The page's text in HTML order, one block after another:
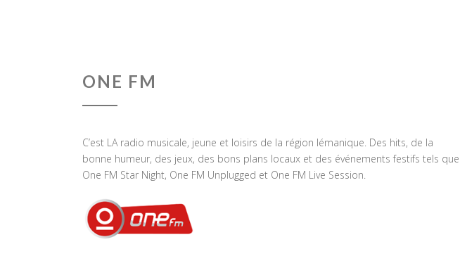
ONE FM
C’est LA radio musicale, jeune et loisirs de la région lémanique. Des hits, de la
bonne humeur, des jeux, des bons plans locaux et des événements festifs tels que
One FM Star Night, One FM Unplugged et One FM Live Session.